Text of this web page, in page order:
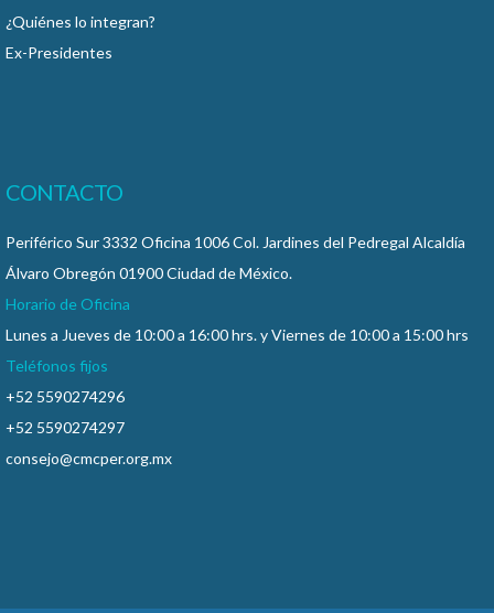
¿Quiénes lo integran?
Ex-Presidentes
CONTACTO
Periférico Sur 3332 Oficina 1006 Col. Jardines del Pedregal Alcaldía
Álvaro Obregón 01900 Ciudad de México.
Horario de Oficina
Lunes a Jueves de 10:00 a 16:00 hrs. y Viernes de 10:00 a 15:00 hrs
Teléfonos fijos
+52 5590274296
+52 5590274297
consejo@cmcper.org.mx